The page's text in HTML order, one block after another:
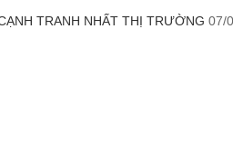
TRANH NHẤT THỊ TRƯỜNG 07/